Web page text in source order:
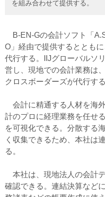
を組み合わせて提供する。
B-EN-Gの会計ソフト「
O」経由で提供するととも
代行する。IIJグローバルソ
営し、現地での会計業務は
クロスボーダーズが代行する
会計に精通する人材を海
計のプロに経理業務を任せ
を可視化できる。分散する
く収集できるため、本社は
る。
本社は、現地法人の会計
確認できる。連結決算など